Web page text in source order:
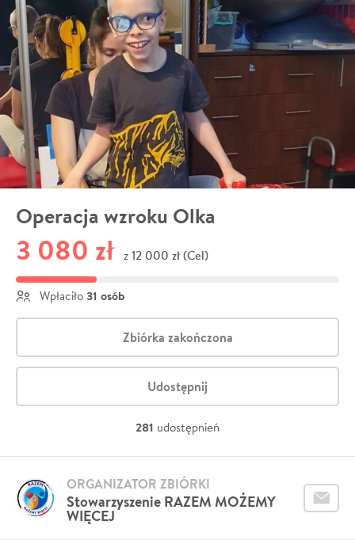
Operacja wzroku Olka
3 080 zł z 12 000 zł (Cel)
Wpłaciło 31 osób
Zbiórka zakończona
Udostępnij
281 udostępnień
Stowarzyszenie RAZEM MOŻEMY
WIĘCEJ
ORGANIZATOR ZBIÓRKI